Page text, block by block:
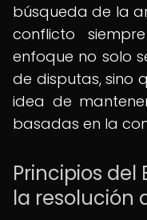
búsqueda de la
conflicto
enfoque no solo
de disputas, sino
idea de
basadas en la
Principios del
la resolución